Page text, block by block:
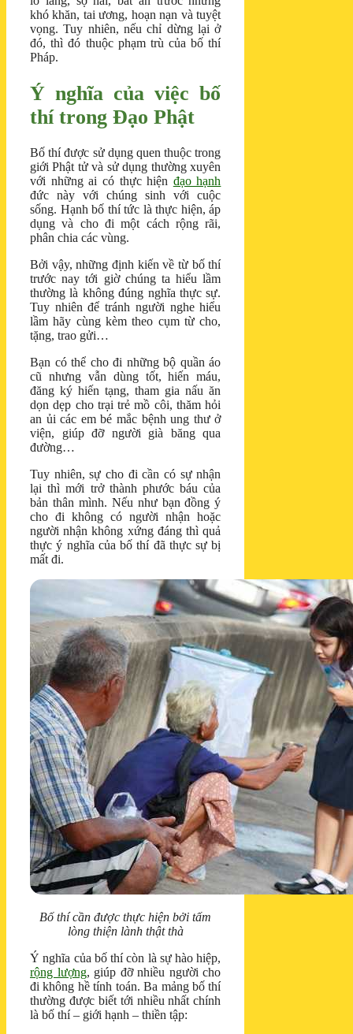
khó khăn, tai ương, hoạn nạn và tuyệt
vọng. Tuy nhiên, nếu chỉ dừng lại ở
đó, thì đó thuộc phạm trù của bố thí
Pháp.
Ý nghĩa của việc bố
thí trong Đạo Phật
Bố thí được sử dụng quen thuộc trong
giới Phật tử và sử dụng thường xuyên
với những ai có thực hiện đạo hạnh
đức này với chúng sinh với cuộc
sống. Hạnh bố thí tức là thực hiện, áp
dụng và cho đi một cách rộng rãi,
phân chia các vùng.
Bởi vậy, những định kiến về từ bố thí
trước nay tới giờ chúng ta hiểu lầm
thường là không đúng nghĩa thực sự.
Tuy nhiên để tránh người nghe hiểu
lầm hãy cùng kèm theo cụm từ cho,
tặng, trao gửi…
Bạn có thể cho đi những bộ quần áo
cũ nhưng vẫn dùng tốt, hiến máu,
đăng ký hiến tạng, tham gia nấu ăn
dọn dẹp cho trại trẻ mồ côi, thăm hỏi
an ủi các em bé mắc bệnh ung thư ở
viện, giúp đỡ người già băng qua
đường…
Tuy nhiên, sự cho đi cần có sự nhận
lại thì mới trở thành phước báu của
bản thân mình. Nếu như bạn đồng ý
cho đi không có người nhận hoặc
người nhận không xứng đáng thì quả
thực ý nghĩa của bố thí đã thực sự bị
mất đi.
Bố thí cần được thực hiện bởi tấm
lòng thiện lành thật thà
Ý nghĩa của bố thí còn là sự hào hiệp,
rộng lượng, giúp đỡ nhiều người cho
đi không hề tính toán. Ba mảng bố thí
thường được biết tới nhiều nhất chính
là bố thí – giới hạnh – thiền tập: